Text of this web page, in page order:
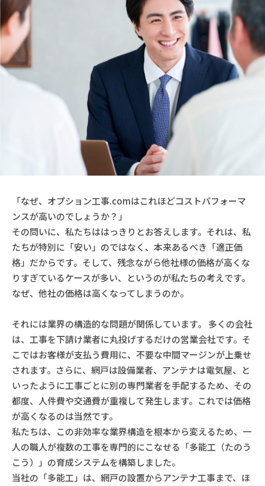
「なぜ、オプション工事.comはこれほどコストパフォーマ
ンスが高いのでしょうか？」
その問いに、私たちははっきりとお答えします。それは、私
たちが特別に「安い」のではなく、本来あるべき「適正価
格」だからです。そして、残念ながら他社様の価格が高くな
りすぎているケースが多い、というのが私たちの考えです。
なぜ、他社の価格は高くなってしまうのか。
それには業界の構造的な問題が関係しています。 多くの会社
は、工事を下請け業者に丸投げするだけの営業会社です。そ
こではお客様が支払う費用に、不要な中間マージンが上乗せ
されます。さらに、網戸は設備業者、アンテナは電気屋、と
いったように工事ごとに別の専門業者を手配するため、その
都度、人件費や交通費が重複して発生します。これでは価格
が高くなるのは当然です。
私たちは、この非効率な業界構造を根本から変えるため、一
人の職人が複数の工事を専門的にこなせる「多能工（たのう
こう）」の育成システムを構築しました。
当社の「多能工」は、網戸の設置からアンテナ工事まで、ほ